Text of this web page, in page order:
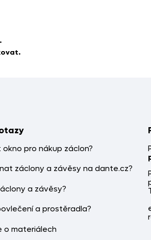
okno pro nákup záclon?
záclony a závěsy na dante.cz?
a závěsy?
a prostěradla?
o materiálech